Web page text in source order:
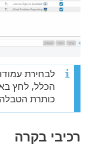
לבחירת
הכלל, לחץ
כותרת
רכיבי בקרה